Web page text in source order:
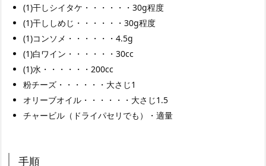
(1)干しシイタケ・・・・・・30g程度
(1)干ししめじ・・・・・・30g程度
(1)コンソメ・・・・・・4.5g
(1)白ワイン・・・・・・30cc
(1)水・・・・・・200cc
粉チーズ・・・・・・大さじ1
オリーブオイル・・・・・・大さじ1.5
チャービル（ドライパセリでも）・適量
手順